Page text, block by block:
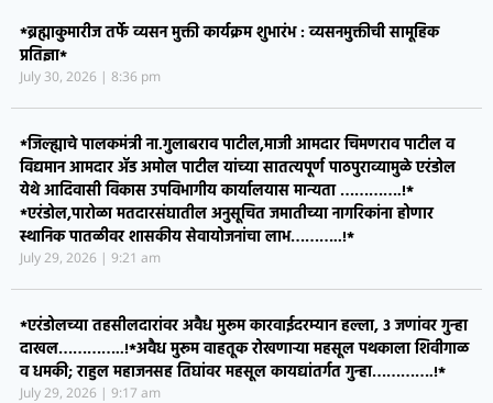
*ब्रह्माकुमारीज तर्फे व्यसन मुक्ती कार्यक्रम शुभारंभ : व्यसनमुक्तीची सामूहिक
प्रतिज्ञा*
July 30, 2026 8:36 pm
*जिल्ह्याचे पालकमंत्री ना.गुलाबराव पाटील,माजी आमदार चिमणराव पाटील व
विद्यमान आमदार ॲड अमोल पाटील यांच्या सातत्यपूर्ण पाठपुराव्यामुळे एरंडोल
येथे आदिवासी विकास उपविभागीय कार्यालयास मान्यता ………….!*
*एरंडोल,पारोळा मतदारसंघातील अनुसूचित जमातीच्या नागरिकांना होणार
स्थानिक पातळीवर शासकीय सेवायोजनांचा लाभ………..!*
July 29, 2026 9:21 am
*एरंडोलच्या तहसीलदारांवर अवैध मुरूम कारवाईदरम्यान हल्ला, ३ जणांवर गुन्हा
दाखल…………..!*​अवैध मुरूम वाहतूक रोखणाऱ्या महसूल पथकाला शिवीगाळ
व धमकी; राहुल महाजनसह तिघांवर महसूल कायद्यांतर्गत गुन्हा………….!*
July 29, 2026 9:17 am